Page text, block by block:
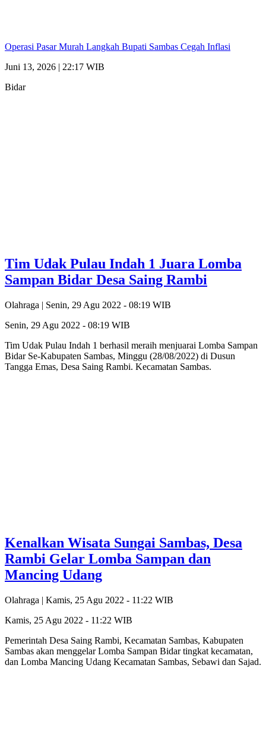
Operasi Pasar Murah Langkah Bupati Sambas Cegah Inflasi
Juni 13, 2026 | 22:17 WIB
Bidar
Tim Udak Pulau Indah 1 Juara Lomba
Sampan Bidar Desa Saing Rambi
Olahraga | Senin, 29 Agu 2022 - 08:19 WIB
Senin, 29 Agu 2022 - 08:19 WIB
Tim Udak Pulau Indah 1 berhasil meraih menjuarai Lomba Sampan
Bidar Se-Kabupaten Sambas, Minggu (28/08/2022) di Dusun
Tangga Emas, Desa Saing Rambi. Kecamatan Sambas.
Kenalkan Wisata Sungai Sambas, Desa
Rambi Gelar Lomba Sampan dan
Mancing Udang
Olahraga | Kamis, 25 Agu 2022 - 11:22 WIB
Kamis, 25 Agu 2022 - 11:22 WIB
Pemerintah Desa Saing Rambi, Kecamatan Sambas, Kabupaten
Sambas akan menggelar Lomba Sampan Bidar tingkat kecamatan,
dan Lomba Mancing Udang Kecamatan Sambas, Sebawi dan Sajad.